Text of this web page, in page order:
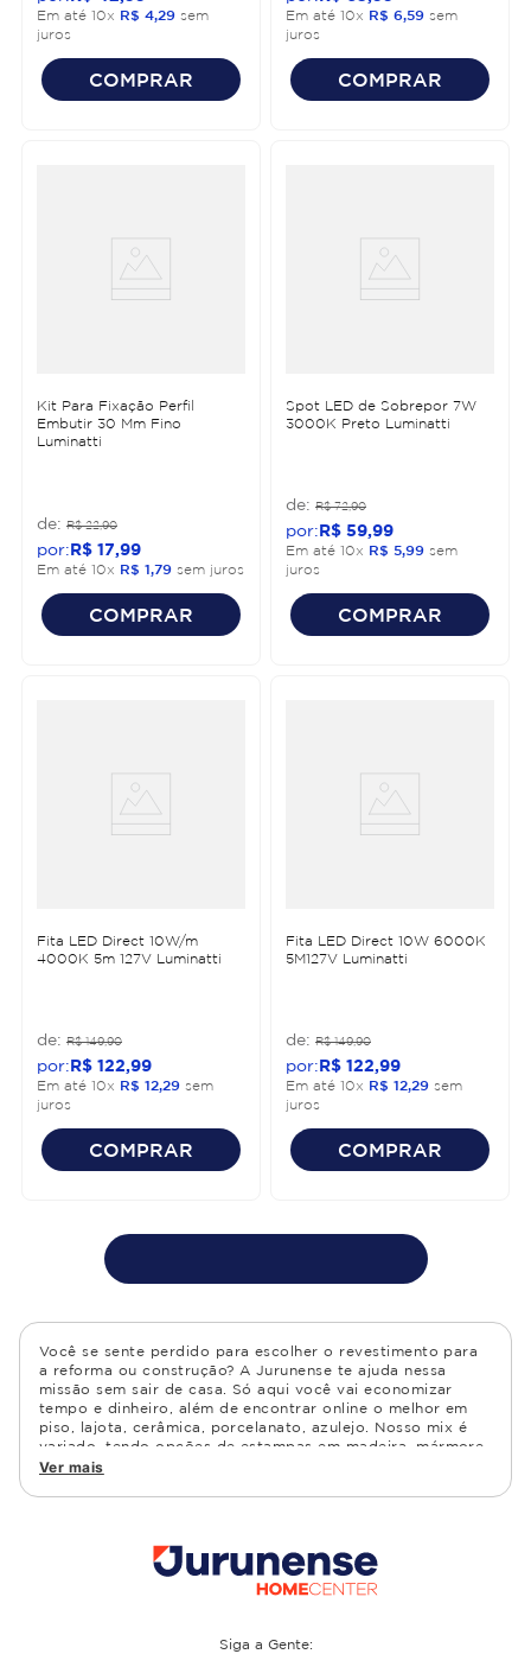
Em até 10x R$ 4 29 sem
juros
COMPRAR
Em até 10x R$ 6 59 sem
juros
COMPRAR
Kit Para Fixação Perfil
Embutir 30 Mm Fino
Luminatti
R$ 22,90
R$ 17 99
Em até 10x R$ 1 79 sem juros
COMPRAR
Spot LED de Sobrepor 7W
3000K Preto Luminatti
R$ 72,90
R$ 59 99
Em até 10x R$ 5 99 sem
juros
COMPRAR
Fita LED Direct 10W/m
4000K 5m 127V Luminatti
R$ 149,90
R$ 122 99
Em até 10x R$ 12 29 sem
juros
COMPRAR
Fita LED Direct 10W 6000K
5M127V Luminatti
R$ 149,90
R$ 122 99
Em até 10x R$ 12 29 sem
juros
COMPRAR
Você se sente perdido para escolher o revestimento para
a reforma ou construção? A Jurunense te ajuda nessa
missão sem sair de casa. Só aqui você vai economizar
tempo e dinheiro, além de encontrar online o melhor em
piso, lajota, cerâmica, porcelanato, azulejo. Nosso mix é
variado, tendo opções de estampas em madeira, mármore,
granito, cimento, geométrico, e muito mais Confira as
cozinha, quarto, sala de estar.
Ver mais
Siga a Gente: